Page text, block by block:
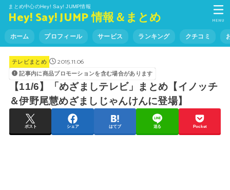
まとめ中心のHey! Say! JUMP情報
Hey! Say! JUMP 情報＆まとめ
ホーム プロフィール サービス ランキング クチコミ
MENU
テレビまとめ 2015.11.06
記事内に商品プロモーションを含む場合があります
【11/6】「めざましテレビ」まとめ【イノッチ
＆伊野尾慧めざましじゃんけんに登場】
ポスト シェア はてブ 送る Pocket